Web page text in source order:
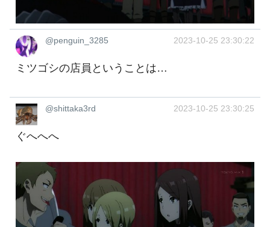
@penguin_3285 2023-10-25 23:30:22
ミツゴシの店員ということは…
@shittaka3rd 2023-10-25 23:30:25
ぐへへへ